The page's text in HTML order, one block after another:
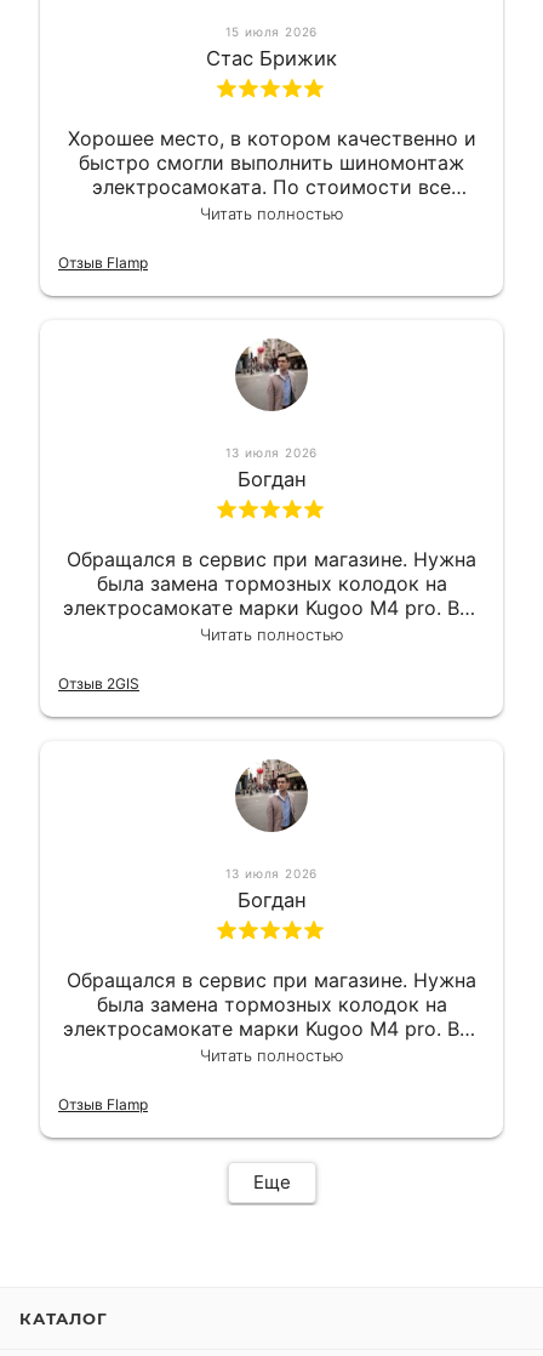
15 июля 2026
Стас Брижик
Хорошее место, в котором качественно и
быстро смогли выполнить шиномонтаж
электросамоката. По стоимости все
вышло вообще приемлемо хочу сказать.
Читать полностью
Отзыв Flamp
13 июля 2026
Богдан
Обращался в сервис при магазине. Нужна
была замена тормозных колодок на
электросамокате марки Kugoo M4 pro. Всё
сделали в лучшем виде и в максимально
гарантии, поэтому и обратился в этот
Читать полностью
Отзыв 2GIS
13 июля 2026
Богдан
Обращался в сервис при магазине. Нужна
была замена тормозных колодок на
электросамокате марки Kugoo M4 pro. Всё
сделали в лучшем виде и в максимально
гарантии, поэтому и обратился в этот
Читать полностью
Отзыв Flamp
Еще
КАТАЛОГ